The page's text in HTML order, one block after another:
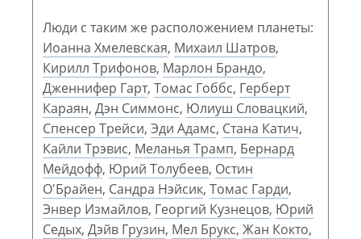
Люди с таким же расположением планеты:
Иоанна Хмелевская, Михаил Шатров,
Кирилл Трифонов, Марлон Брандо,
Дженнифер Гарт, Томас Гоббс, Герберт
Караян, Дэн Симмонс, Юлиуш Словацкий,
Спенсер Трейси, Эди Адамс, Стана Катич,
Кайли Трэвис, Меланья Трамп, Бернард
Мейдофф, Юрий Толубеев, Остин
О'Брайен, Сандра Нэйсик, Томас Гарди,
Энвер Измайлов, Георгий Кузнецов, Юрий
Седых, Дэйв Грузин, Мел Брукс, Жан Кокто,